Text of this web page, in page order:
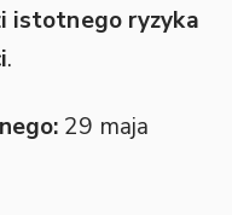
istotnego ryzyka
.
29 maja